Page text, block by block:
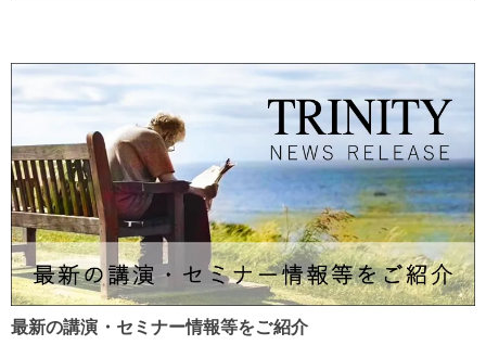
最新の講演・セミナー情報等をご紹介